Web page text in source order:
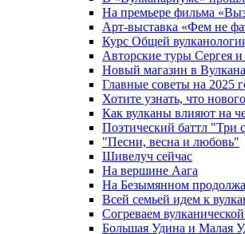
На премьере фильма
Арт-выставка «Фем не
Курс Общей
Авторские туры Сергея
Новый магазин в
Главные советы на 2025
Хотите узнать, что
Как вулканы влияют на
Поэтический баттл "Три
"Песни, весна и любовь"
Шивелуч сейчас
На вершине Аага
На Безымянном
Всей семьей идем к
Согреваем
Большая Удина и Малая